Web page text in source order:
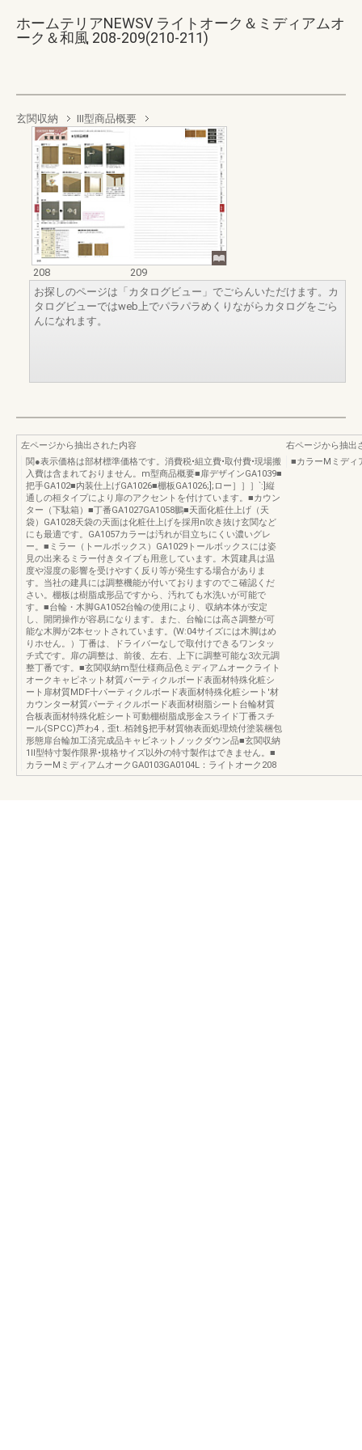
ホームテリアNEWSV ライトオーク＆ミディアムオ
ーク＆和風 208-209(210-211)
玄関収納 Ⅲ型商品概要
208
209
お探しのページは「カタログビュー」でごらんいただけます。カ
タログビューではweb上でパラパラめくりながらカタログをごら
んになれます。
左ページから抽出された内容
関●表示価格は部材標準価格です。消費税•組立費•取付費•現場搬
入費は含まれておりません。m型商品概要■扉デザインGA1039■
把手GA102■内装仕上げGA1026■棚板GA1026;];ロー］］］`:]縦
通しの桓タイプにより扉のアクセントを付けています。■カウン
ター（下駄箱）■丁番GA1027GA1058鵬■天面化粧仕上げ（天
袋）GA1028天袋の天面は化粧仕上げを採用n吹き抜け玄関など
にも最適です。GA1057カラーは汚れが目立ちにくい濃いグレ
ー。■ミラー（トールボックス）GA1029トールボックスには姿
見の出来るミラー付きタイプも用意しています。木質建具は温
度や湿度の影響を受けやすく反り等が発生する場合がありま
す。当社の建具には調整機能が付いておりますのでこ確認くだ
さい。棚板は樹脂成形品ですから、汚れても水洗いが可能で
す。■台輪・木脚GA1052台輪の使用により、収納本体が安定
し、開閉操作が容易になります。また、台輪には高さ調整が可
能な木脚が2本セットされています。(W:04サイズには木脚はめ
りホせん。）丁番は、ドライバーなしで取付けできるワンタッ
チ式です。扉の調整は、前後、左右、上下に調整可能な3次元調
整丁番です。■玄関収納m型仕様商品色ミディアムオークライト
オークキャピネット材質パーティクルボード表面材特殊化粧シ
ート扉材質MDF十パーティクルボード表面材特殊化粧シート'材
カウンター材質パーティクルボード表面材樹脂シート台輪材質
合板表面材特殊化粧シート可動棚樹脂成形金スライド丁番スチ
ール(SPCC)芦わ4，歪t..栢雑§把手材質物表面処理焼付塗装梱包
形態扉台輪加工済完成品キャビネットノックダウン品■玄関収納
1Il型特寸製作限界•規格サイズ以外の特寸製作はできません。■
カラーMミディアムオークGA0103GA0104L：ライトオーク208
右ページから抽出
■カラーMミディ